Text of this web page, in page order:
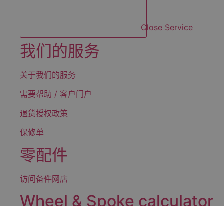
Close Service
我们的服务
关于我们的服务
需要帮助 / 客户门户
退货授权政策
保修单
零配件
访问备件网店
Wheel & Spoke calculator